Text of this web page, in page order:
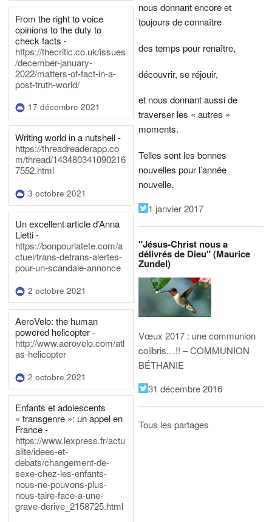
From the right to voice
opinions to the duty to
check facts -
https://thecritic.co.uk/issues
/december-january-
2022/matters-of-fact-in-a-
post-truth-world/
17 décembre 2021
Writing world in a nutshell -
https://threadreaderapp.co
m/thread/143480341090216
7552.html
3 octobre 2021
Un excellent article d’Anna
Lietti -
https://bonpourlatete.com/a
ctuel/trans-detrans-alertes-
pour-un-scandale-annonce
2 octobre 2021
AeroVelo: the human
powered helicopter -
http://www.aerovelo.com/atl
as-helicopter
2 octobre 2021
Enfants et adolescents
« transgenre »: un appel en
France -
https://www.lexpress.fr/actu
alite/idees-et-
debats/changement-de-
sexe-chez-les-enfants-
nous-ne-pouvons-plus-
nous-taire-face-a-une-
grave-derive_2158725.html
nous donnant encore et
toujours de connaître
des temps pour renaître,
découvrir, se réjouir,
et nous donnant aussi de
traverser les « autres »
moments.
Telles sont les bonnes
nouvelles pour l’année
nouvelle.
1 janvier 2017
"Jésus-Christ nous a
délivrés de Dieu" (Maurice
Zundel)
Vœux 2017 : une communion
colibris…!! – COMMUNION
BÉTHANIE
31 décembre 2016
Tous les partages